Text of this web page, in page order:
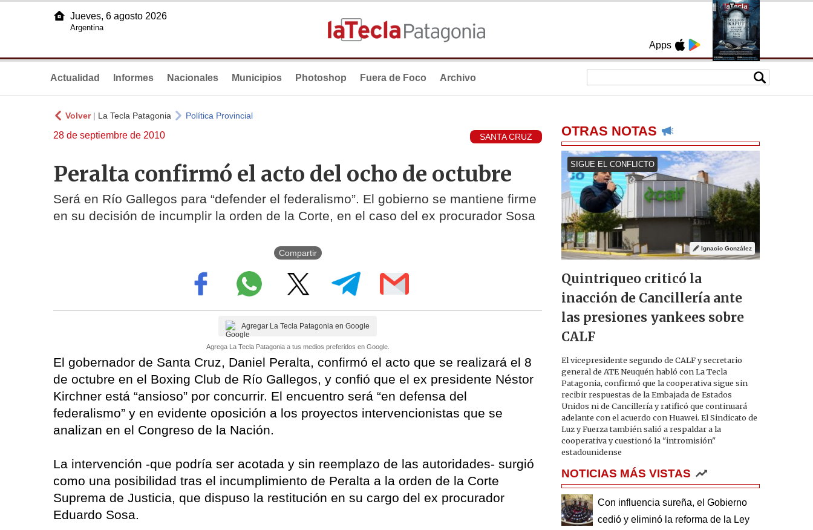
Apps
Jueves, 6 agosto 2026
Argentina
Actualidad Informes Nacionales Municipios Photoshop Fuera de Foco Archivo
Volver| La Tecla Patagonia Política Provincial
28 de septiembre de 2010 SANTA CRUZ
Peralta confirmó el acto del ocho de octubre
Será en Río Gallegos para “defender el federalismo”. El gobierno se mantiene firme
en su decisión de incumplir la orden de la Corte, en el caso del ex procurador Sosa
Compartir
Agregar La Tecla Patagonia en Google
Agrega La Tecla Patagonia a tus medios preferidos en Google.
El gobernador de Santa Cruz, Daniel Peralta, confirmó el acto que se realizará el 8
de octubre en el Boxing Club de Río Gallegos, y confió que el ex presidente Néstor
Kirchner está “ansioso” por concurrir. El encuentro será “en defensa del
federalismo” y en evidente oposición a los proyectos intervencionistas que se
analizan en el Congreso de la Nación.
La intervención -que podría ser acotada y sin reemplazo de las autoridades- surgió
como una posibilidad tras el incumplimiento de Peralta a la orden de la Corte
Suprema de Justicia, que dispuso la restitución en su cargo del ex procurador
Eduardo Sosa.
OTRAS NOTAS
SIGUE EL CONFLICTO
Ignacio González
Quintriqueo criticó la
inacción de Cancillería ante
las presiones yankees sobre
CALF
El vicepresidente segundo de CALF y secretario
general de ATE Neuquén habló con La Tecla
Patagonia, confirmó que la cooperativa sigue sin
recibir respuestas de la Embajada de Estados
Unidos ni de Cancillería y ratificó que continuará
adelante con el acuerdo con Huawei. El Sindicato de
Luz y Fuerza también salió a respaldar a la
cooperativa y cuestionó la "intromisión"
estadounidense
NOTICIAS MÁS VISTAS
Con influencia sureña, el Gobierno
cedió y eliminó la reforma de la Ley